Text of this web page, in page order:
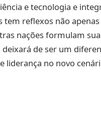
e tecnologia e
tem reflexos não
nações formulam
de ser um
no novo